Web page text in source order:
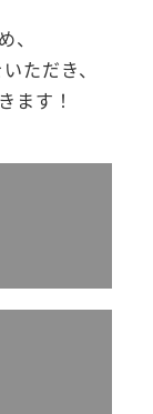
ただき、
ます！